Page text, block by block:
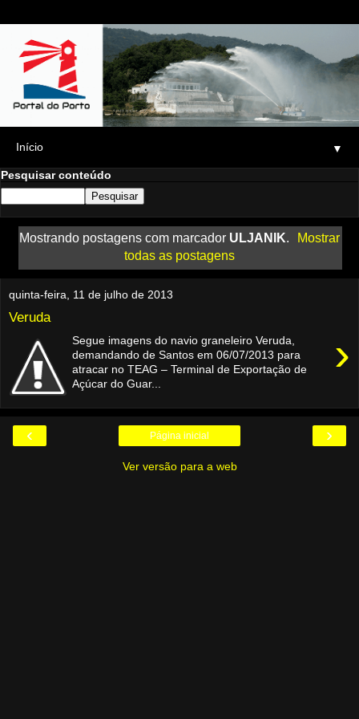
▼
Pesquisar conteúdo
Mostrando postagens com marcador ULJANIK.
Mostrar
todas as postagens
quinta-feira, 11 de julho de 2013
Veruda
›
Segue imagens do navio graneleiro Veruda,
demandando de Santos em 06/07/2013 para
atracar no TEAG – Terminal de Exportação de
Açúcar do Guar...
‹ ›
Página inicial
Ver versão para a web